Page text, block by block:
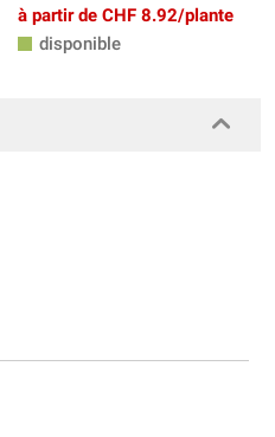
à partir de CHF 8.92/plante
disponible